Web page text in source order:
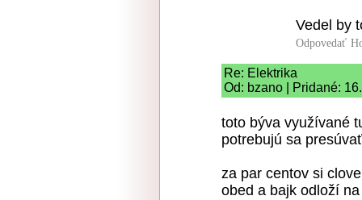
Vedel by
Odpovedať
Re: Elektrika
Od: bzano | Pridané:
toto býva využívané
potrebujú sa
za par centov si
obed a bajk odloží